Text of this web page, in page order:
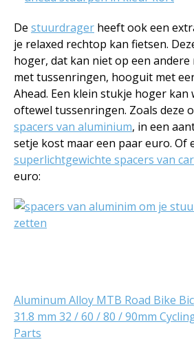
De stuurdrager heeft ook een
je relaxed rechtop kan fietsen.
hoger, dat kan niet op een
met tussenringen, hooguit met
Ahead. Een klein stukje hoger kan
oftewel tussenringen. Zoals deze
spacers van aluminium, in een
setje kost maar een paar euro. Of
superlichtgewichte spacers van
euro:
Aluminum Alloy MTB Road Bike
31.8 mm 32 / 60 / 80 / 90mm
Parts